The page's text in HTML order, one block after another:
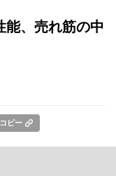
、売れ筋の中
ピー